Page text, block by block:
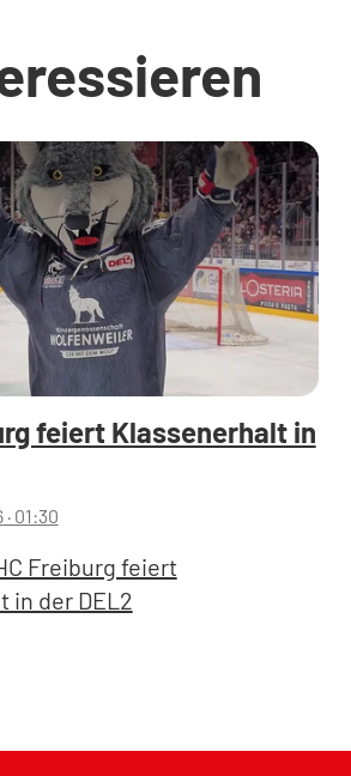
feiert Klassenerhalt in
· 01:30
Freiburg feiert
in der DEL2